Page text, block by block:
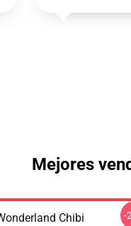
Mejores
Chibi
-